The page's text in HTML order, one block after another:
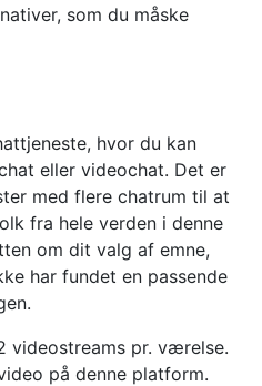
som du måske
hvor du kan
eller videochat. Det er
med flere chatrum til at
fra hele verden i denne
om dit valg af emne,
har fundet en passende
videostreams pr. værelse.
på denne platform.